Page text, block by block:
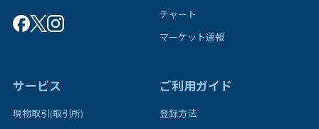
チャート
マーケット速報
サービス
現物取引(取引所)
ご利用ガイド
登録方法